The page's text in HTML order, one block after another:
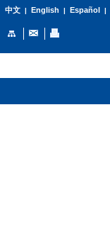
中文| English | Español |